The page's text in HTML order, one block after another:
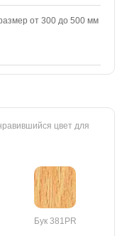
от 300 до 500 мм
цвет для
Бук 381PR